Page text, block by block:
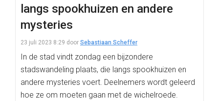
langs spookhuizen en andere
mysteries
23 juli 2023 8:29 door Sebastiaan Scheffer
In de stad vindt zondag een bijzondere
stadswandeling plaats, die langs spookhuizen en
andere mysteries voert. Deelnemers wordt geleerd
hoe ze om moeten gaan met de wichelroede.